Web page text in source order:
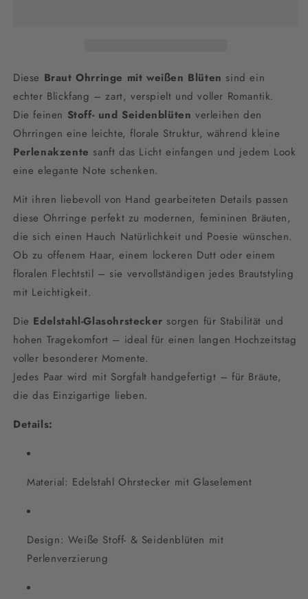
für
Hochzeiten
für
Hochzeiten
Diese Braut Ohrringe mit weißen Blüten sind ein
echter Blickfang – zart, verspielt und voller Romantik.
Die feinen Stoff- und Seidenblüten verleihen den
Ohrringen eine leichte, florale Struktur, während kleine
Perlenakzente sanft das Licht einfangen und jedem Look
eine elegante Note schenken.
Mit ihren liebevoll von Hand gearbeiteten Details passen
diese Ohrringe perfekt zu modernen, femininen Bräuten,
die sich einen Hauch Natürlichkeit und Poesie wünschen.
Ob zu offenem Haar, einem lockeren Dutt oder einem
floralen Flechtstil – sie vervollständigen jedes Brautstyling
mit Leichtigkeit.
Die Edelstahl-Glasohrstecker sorgen für Stabilität und
hohen Tragekomfort – ideal für einen langen Hochzeitstag
voller besonderer Momente.
Jedes Paar wird mit Sorgfalt handgefertigt – für Bräute,
die das Einzigartige lieben.
Details:
Material: Edelstahl Ohrstecker mit Glaselement
Design: Weiße Stoff- & Seidenblüten mit
Perlenverzierung